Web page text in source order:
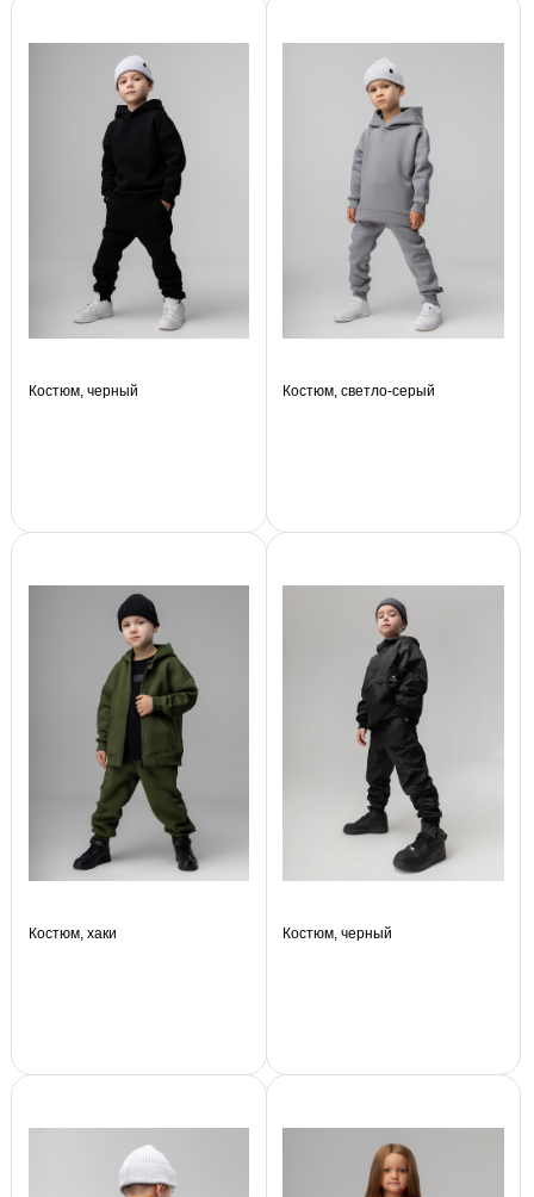
Костюм, черный Костюм, светло-серый
Костюм, хаки Костюм, черный